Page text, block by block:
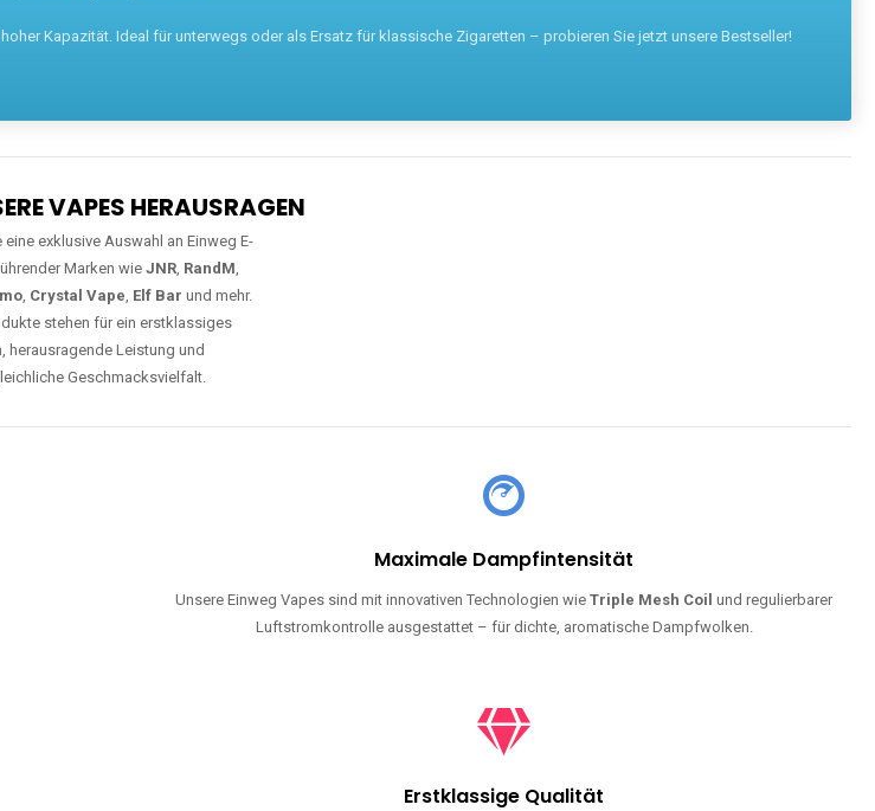
Kapazität. Ideal für unterwegs oder als Ersatz für klassische Zigaretten – probieren Sie jetzt unsere Bestseller!
VAPES HERAUSRAGEN
eine exklusive Auswahl an Einweg E-
Marken wie JNR, RandM,
, Crystal Vape, Elf Bar und mehr.
stehen für ein erstklassiges
herausragende Leistung und
Geschmacksvielfalt.
Maximale Dampfintensität
Unsere Einweg Vapes sind mit innovativen Technologien wieTriple Mesh Coil und regulierbarer
Luftstromkontrolle ausgestattet – für dichte, aromatische Dampfwolken.
Erstklassige Qualität